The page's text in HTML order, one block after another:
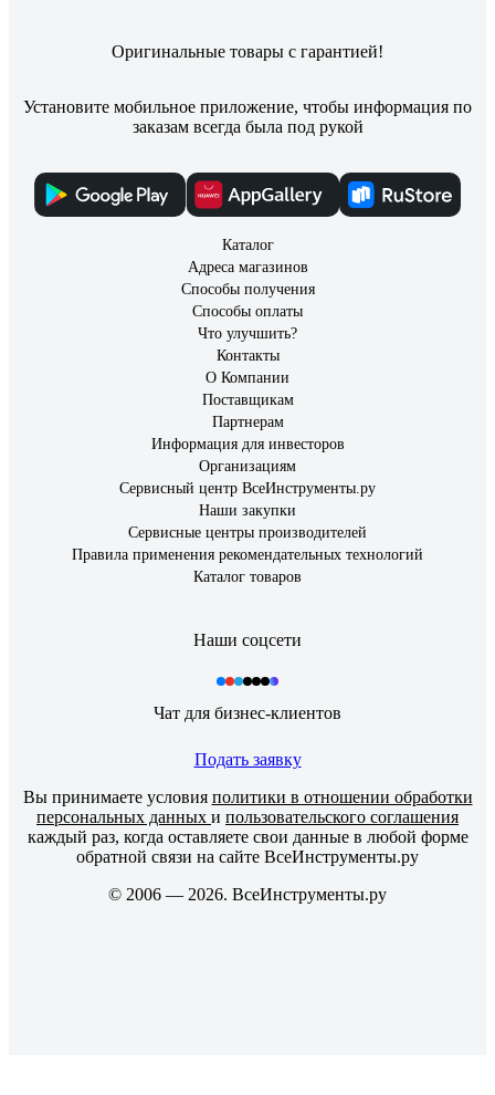
Оригинальные товары с гарантией!
Установите мобильное приложение, чтобы информация по
заказам всегда была под рукой
Каталог
Адреса магазинов
Способы получения
Способы оплаты
Что улучшить?
Контакты
О Компании
Поставщикам
Партнерам
Информация для инвесторов
Организациям
Сервисный центр ВсеИнструменты.ру
Наши закупки
Сервисные центры производителей
Правила применения рекомендательных технологий
Каталог товаров
Наши соцсети
Чат для бизнес-клиентов
Подать заявку
Вы принимаете условия политики в отношении обработки
персональных данных и пользовательского соглашения
каждый раз, когда оставляете свои данные в любой форме
обратной связи на сайте ВсеИнструменты.ру
© 2006 — 2026. ВсеИнструменты.ру